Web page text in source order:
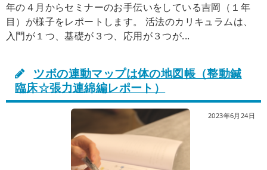
年の４月からセミナーのお手伝いをしている吉岡（１年
目）が様子をレポートします。 活法のカリキュラムは、
入門が１つ、基礎が３つ、応用が３つが...
ツボの連動マップは体の地図帳（整動鍼
臨床☆張力連綿編レポート）
2023年6月24日